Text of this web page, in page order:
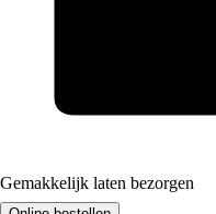
Gemakkelijk laten bezorgen